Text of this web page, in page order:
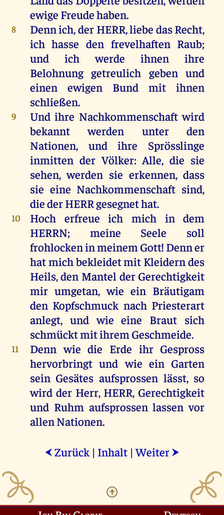
ewige Freudehaben.
8 Dennich,der HERR,liebe dasRecht,
ich hasse den frevelhaften Raub;
und
ich werde ihnen
ihre
Belohnung getreulich geben und
einen
ewigen Bund mit
ihnen
schließen.
9 Und ihre Nachkommenschaftwird
bekannt
werden unter
den
Nationen, und ihre Sprösslinge
inmitten der Völker:Alle,die sie
sehen,werden sie erkennen, dass
sie eine Nachkommenschaft sind,
diederHERRgesegnethat.
10 Hoch erfreue ich mich in dem
HERRN; meine Seele
soll
frohlockeninmeinem Gott! Denner
hatmichbekleidetmit Kleiderndes
Heils,den Mantel der Gerechtigkeit
mirumgetan,wie ein Bräutigam
denKopfschmuck nachPriesterart
anlegt, und wie eine Braut sich
schmücktmitihrem Geschmeide.
11 Denn wie die Erde ihrGespross
hervorbringtund wie ein Garten
seinGesätes aufsprossen lässt, so
wird der Herr, HERR, Gerechtigkeit
und Ruhm aufsprossenlassen vor
allenNationen.
⮜ Zurück | Inhalt |Weiter ⮞